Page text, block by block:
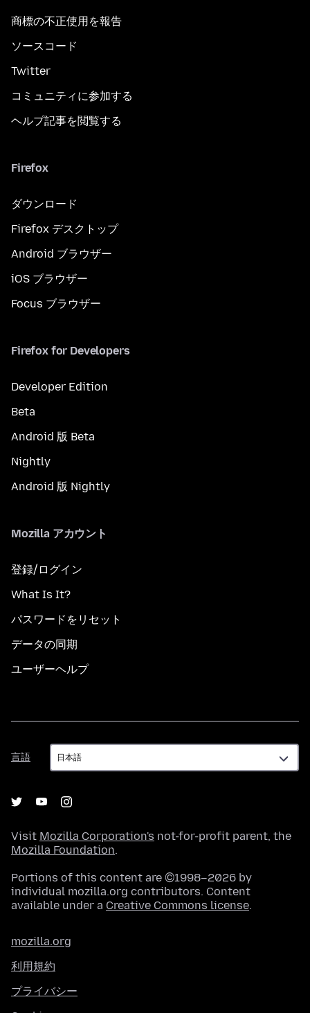
商標の不正使用を報告
ソースコード
Twitter
コミュニティに参加する
ヘルプ記事を閲覧する
Firefox
ダウンロード
Firefox デスクトップ
Android ブラウザー
iOS ブラウザー
Focus ブラウザー
Firefox for Developers
Developer Edition
Beta
Android 版 Beta
Nightly
Android 版 Nightly
Mozilla アカウント
登録/ログイン
What Is It?
パスワードをリセット
データの同期
ユーザーヘルプ
言語
言
語
Visit Mozilla Corporation's not-for-profit parent, the
Mozilla Foundation.
Portions of this content are ©1998–2026 by
individual mozilla.org contributors. Content
available under a Creative Commons license.
mozilla.org
利用規約
プライバシー